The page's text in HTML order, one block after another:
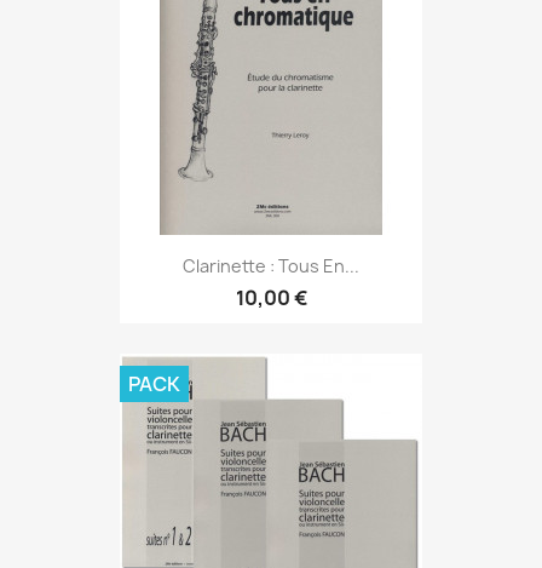
Clarinette : Tous En...
10,00 €
PACK